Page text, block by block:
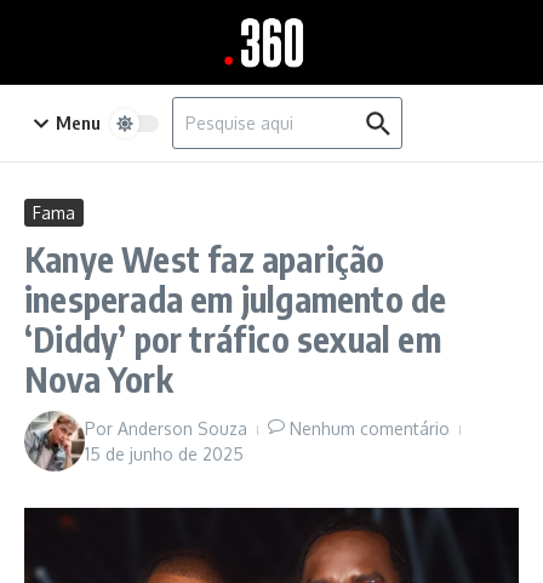
Menu
Procurar por:
Fama
Kanye West faz aparição
inesperada em julgamento de
‘Diddy’ por tráfico sexual em
Nova York
Por Anderson Souza
Nenhum comentário
15 de junho de 2025